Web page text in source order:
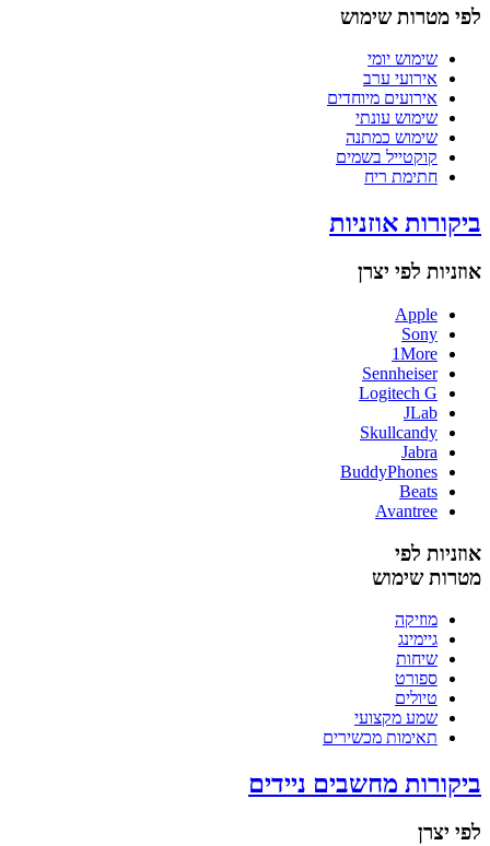
לפי מטרות שימוש
שימוש יומי
אירועי ערב
אירועים מיוחדים
שימוש עונתי
שימוש כמתנה
קוקטייל בשמים
חתימת ריח
ביקורות אוזניות
אוזניות לפי יצרן
Apple
Sony
1More
Sennheiser
Logitech G
JLab
Skullcandy
Jabra
BuddyPhones
Beats
Avantree
אוזניות לפי
מטרות שימוש
מוזיקה
גיימינג
שיחות
ספורט
טיולים
שמע מקצועי
תאימות מכשירים
ביקורות מחשבים ניידים
לפי יצרן